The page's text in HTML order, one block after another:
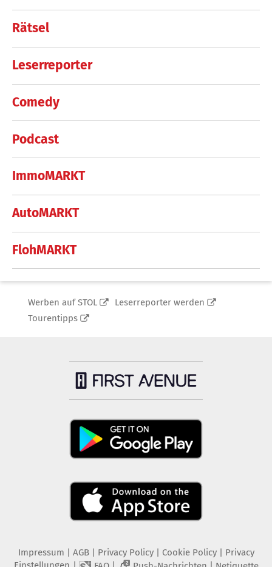
Rätsel
Leserreporter
Comedy
Podcast
ImmoMARKT
AutoMARKT
FlohMARKT
Werben auf STOL
Leserreporter werden
Tourentipps
Impressum AGB Privacy Policy| Cookie Policy| Privacy
2